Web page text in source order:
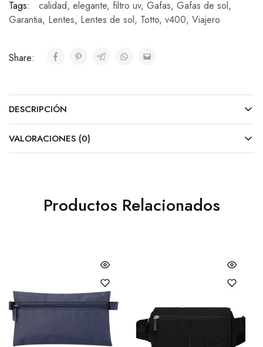
Tags:
calidad, elegante, filtro uv, Gafas, Gafas de sol,
Garantia, Lentes, Lentes de sol, Totto, v400, Viajero
Share:
DESCRIPCIÓN
VALORACIONES (0)
Productos Relacionados